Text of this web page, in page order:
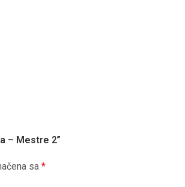
– Mestre 2”
sa *